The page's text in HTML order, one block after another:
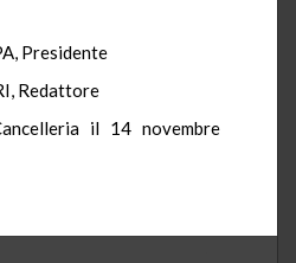
Presidente
Redattore
il 14 novembre